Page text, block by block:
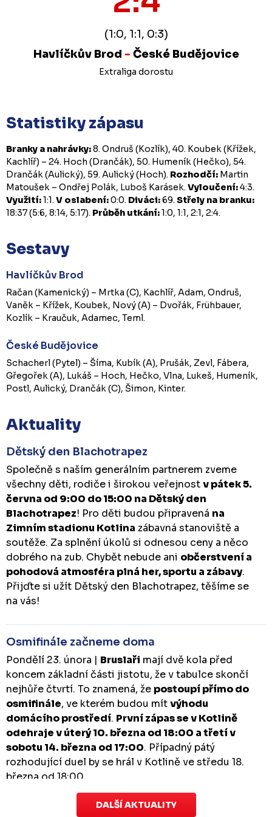
(1:0, 1:1, 0:3)
Havlíčkův Brod - České Budějovice
Extraliga dorostu
Statistiky zápasu
Branky a nahrávky:8. Ondruš (Kozlík), 40. Koubek (Křížek,
Kachlíř) – 24. Hoch (Drančák), 50. Humeník (Hečko), 54.
Drančák (Aulický), 59. Aulický (Hoch). Rozhodčí: Martin
Matoušek – Ondřej Polák, Luboš Karásek.Vyloučení:4:3.
Využití:1:1.V oslabení:0:0. Diváci:69.Střely na branku:
18:37 (5:6, 8:14, 5:17). Průběh utkání:1:0, 1:1, 2:1, 2:4.
Sestavy
Havlíčkův Brod
Račan (Kamenický) – Mrtka (C), Kachlíř, Adam, Ondruš,
Vaněk – Křížek, Koubek, Nový (A) – Dvořák, Frühbauer,
Kozlík – Kraučuk, Adamec, Teml.
České Budějovice
Schacherl (Pytel) – Šíma, Kubík (A), Prušák, Zevl, Fábera,
Gřegořek (A), Lukáš – Hoch, Hečko, Vlna, Lukeš, Humeník,
Postl, Aulický, Drančák (C), Šimon, Kinter.
Aktuality
Dětský den Blachotrapez
Společně s naším generálním partnerem zveme
všechny děti, rodiče i širokou veřejnostv pátek 5.
června od 9:00 do 15:00 na Dětský den
Blachotrapez! Pro děti budou připravená na
Zimním stadionu Kotlina zábavná stanoviště a
soutěže. Za splnění úkolů si odnesou ceny a něco
dobrého na zub. Chybět nebude ani občerstvení a
pohodová atmosféra plná her, sportu a zábavy.
Přijďte si užít Dětský den Blachotrapez, těšíme se
na vás!
Osmifinále začneme doma
Pondělí 23. února | Bruslaři mají dvě kola před
koncem základní části jistotu, že v tabulce skončí
nejhůře čtvrtí. To znamená, že postoupí přímo do
osmifinále, ve kterém budou mítvýhodu
domácího prostředí. První zápas se v Kotlině
odehraje v úterý 10. března od 18:00 a třetí v
sobotu 14. března od 17:00. Případný pátý
rozhodující duel by se hrál v Kotlině ve středu 18.
března od 18:00.
DALŠÍ AKTUALITY